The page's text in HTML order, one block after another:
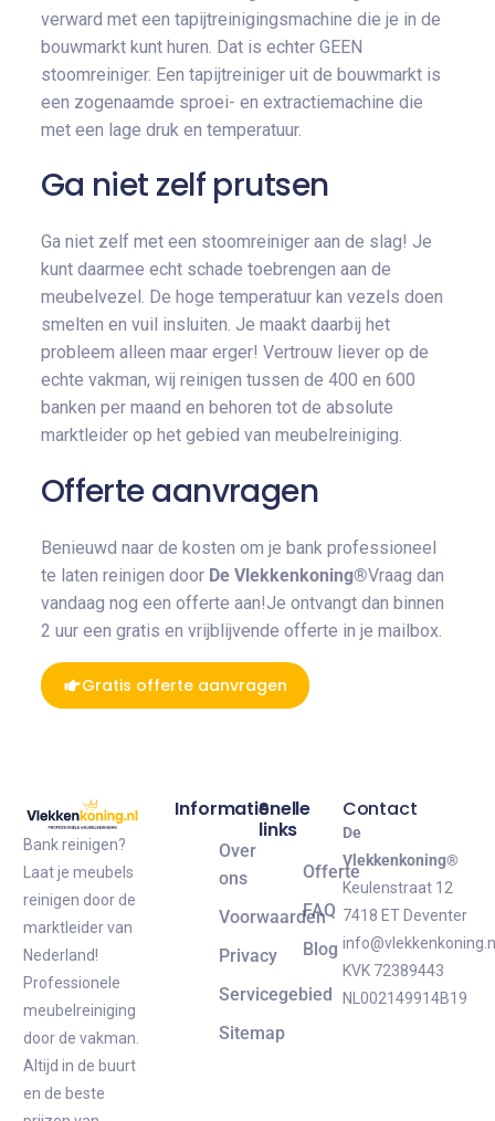
verward met een tapijtreinigingsmachine die je in de
bouwmarkt kunt huren. Dat is echter GEEN
stoomreiniger. Een tapijtreiniger uit de bouwmarkt is
een zogenaamde sproei- en extractiemachine die
met een lage druk en temperatuur.
Ga niet zelf prutsen
Ga niet zelf met een stoomreiniger aan de slag! Je
kunt daarmee echt schade toebrengen aan de
meubelvezel. De hoge temperatuur kan vezels doen
smelten en vuil insluiten. Je maakt daarbij het
probleem alleen maar erger! Vertrouw liever op de
echte vakman, wij reinigen tussen de 400 en 600
banken per maand en behoren tot de absolute
marktleider op het gebied van meubelreiniging.
Offerte aanvragen
Benieuwd naar de kosten om je bank professioneel
te laten reinigen door De Vlekkenkoning®Vraag dan
vandaag nog een offerte aan!Je ontvangt dan binnen
2 uur een gratis en vrijblijvende offerte in je mailbox.
Gratis offerte aanvragen
Bank reinigen?
Laat je meubels
reinigen door de
marktleider van
Nederland!
Professionele
meubelreiniging
door de vakman.
Altijd in de buurt
en de beste
Informatie
Over
ons
Voorwaarden
Privacy
Servicegebied
Sitemap
Snelle
links
Offerte
FAQ
Blog
Contact
De
Vlekkenkoning®
Keulenstraat 12
7418 ET Deventer
KVK 72389443
NL002149914B19